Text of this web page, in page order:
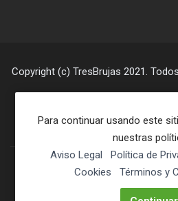
Copyright (c) TresBrujas 2021.
En este momento está usando el
Para continuar usando este
nuestras
Aviso Legal
Política de
Cookies
Términos y